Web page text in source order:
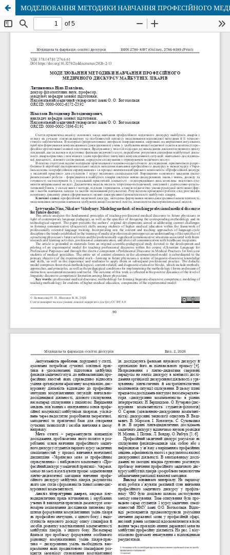
МОДЕЛЮВАННЯ МЕТОДИКИ НАВЧАННЯ ПРОФЕСІЙНОГО